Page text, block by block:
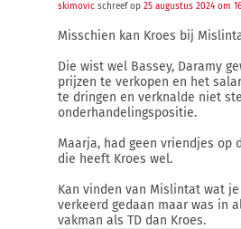
skimovic schreef op 25 augustus 2024 om
Misschien kan Kroes bij
Die wist wel Bassey, Daramy
prijzen te verkopen en het
te dringen en verknalde niet
onderhandelingspositie.
Maarja, had geen vriendjes op
die heeft Kroes wel.
Kan vinden van Mislintat wat
verkeerd gedaan maar was in
vakman als TD dan Kroes.